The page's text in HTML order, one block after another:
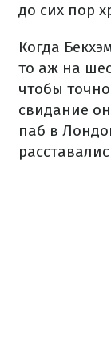
до сих пор
Когда
то аж на
чтобы
свидание
паб в